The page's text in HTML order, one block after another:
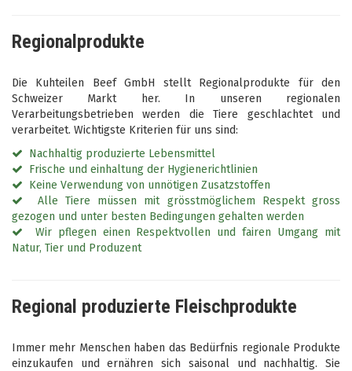
Regionalprodukte
Die Kuhteilen Beef GmbH stellt Regionalprodukte für den
Schweizer Markt her. In unseren regionalen
Verarbeitungsbetrieben werden die Tiere geschlachtet und
verarbeitet. Wichtigste Kriterien für uns sind:
Nachhaltig produzierte Lebensmittel
Frische und einhaltung der Hygienerichtlinien
Keine Verwendung von unnötigen Zusatzstoffen
Alle Tiere müssen mit grösstmöglichem Respekt gross
gezogen und unter besten Bedingungen gehalten werden
Wir pflegen einen Respektvollen und fairen Umgang mit
Natur, Tier und Produzent
Regional produzierte Fleischprodukte
Immer mehr Menschen haben das Bedürfnis regionale Produkte
einzukaufen und ernähren sich saisonal und nachhaltig. Sie